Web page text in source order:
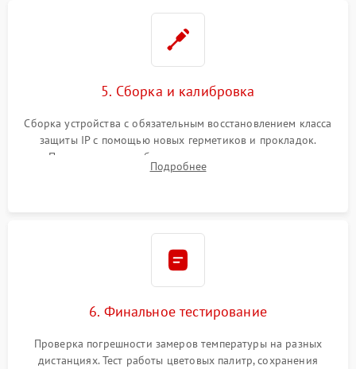
5. Сборка и калибровка
Сборка устройства с обязательным восстановлением класса
защиты IP с помощью новых герметиков и прокладок.
Программная калибровка матрицы по эталонному
абсолютно черному телу для точного измерения температур.
Подробнее
6. Финальное тестирование
Проверка погрешности замеров температуры на разных
дистанциях. Тест работы цветовых палитр, сохранения